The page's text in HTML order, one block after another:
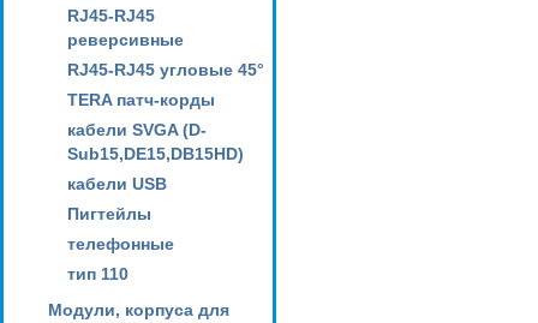
RJ45-RJ45
реверсивные
RJ45-RJ45 угловые 45°
TERA патч-корды
кабели SVGA (D-
Sub15,DE15,DB15HD)
кабели USB
Пигтейлы
телефонные
тип 110
Модули, корпуса для